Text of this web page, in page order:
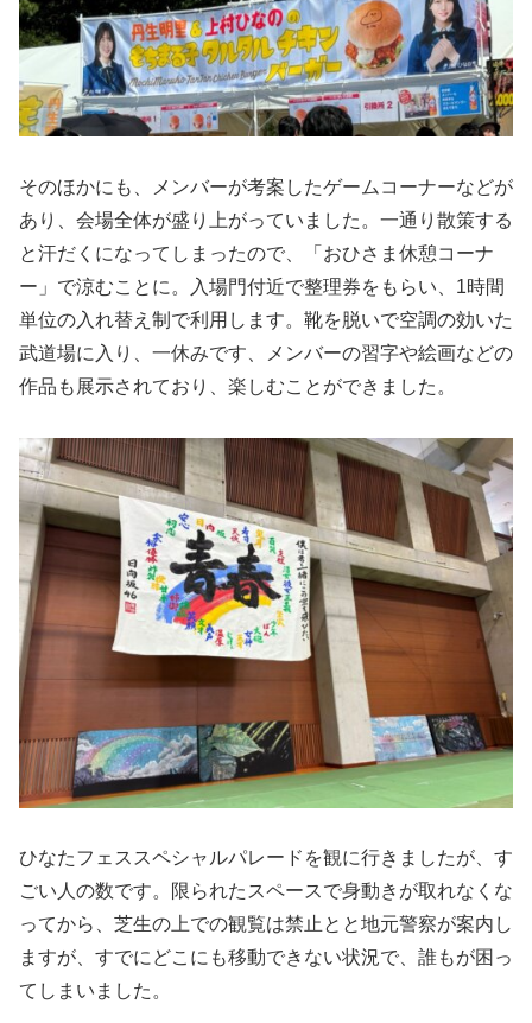
そのほかにも、メンバーが考案したゲームコーナーなどが
あり、会場全体が盛り上がっていました。一通り散策する
と汗だくになってしまったので、「おひさま休憩コーナ
ー」で涼むことに。入場門付近で整理券をもらい、1時間
単位の入れ替え制で利用します。靴を脱いで空調の効いた
武道場に入り、一休みです、メンバーの習字や絵画などの
作品も展示されており、楽しむことができました。
ひなたフェススペシャルパレードを観に行きましたが、す
ごい人の数です。限られたスペースで身動きが取れなくな
ってから、芝生の上での観覧は禁止とと地元警察が案内し
ますが、すでにどこにも移動できない状況で、誰もが困っ
てしまいました。